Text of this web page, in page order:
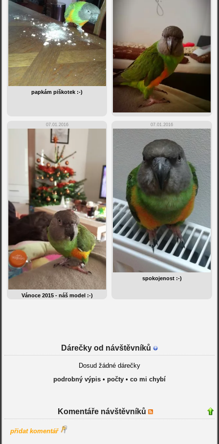
papkám piškotek :-)
07.01.2016
Vánoce 2015 - náš model :-)
07.01.2016
spokojenost :-)
Dárečky od návštěvníků
Dosud žádné dárečky
podrobný výpis• počty• co mi chybí
Komentáře návštěvníků
přidat komentář